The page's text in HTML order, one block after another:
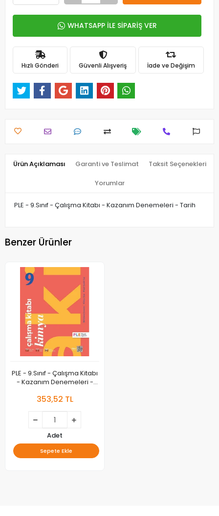
WHATSAPP İLE SİPARİŞ VER
Hızlı Gönderi Güvenli Alışveriş İade ve Değişim
Ürün Açıklaması Garanti ve Teslimat Taksit Seçenekleri
Yorumlar
PLE - 9.Sınıf - Çalışma Kitabı - Kazanım Denemeleri - Tarih
Benzer Ürünler
PLE - 9.Sınıf - Çalışma Kitabı
- Kazanım Denemeleri -
353,52 TL
Adet
Sepete Ekle